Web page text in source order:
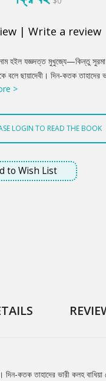
| Write a review
হইল যজ্ঞদত্ত মুখুজ্যে—কিন্তু
বলে ছায়াদেবী। দিন-কতক
হয় না; শেষে সুরমা বুঝাইয়া দিল,
>
LOGIN TO READ THE BOOK
to Wish List
কতক তাহাদের ভারী কলহ